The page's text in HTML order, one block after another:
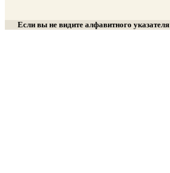
Если вы не видите алфавитного указателя